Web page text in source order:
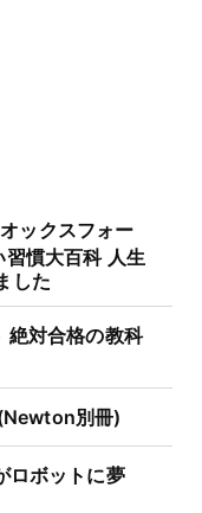
ックスフォー
慣大百科 人生
した
絶対合格の教科
別冊)
ロボットに夢